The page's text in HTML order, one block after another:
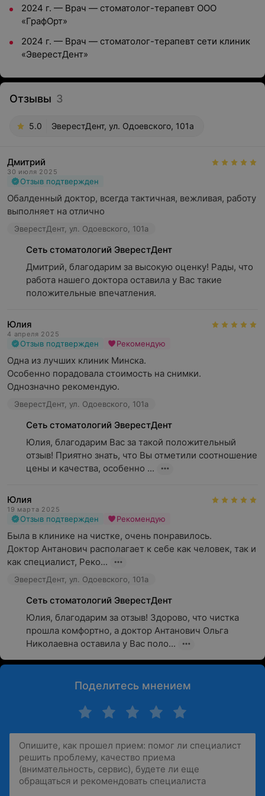
2024 г. — Врач — стоматолог-терапевт ООО
«ГрафОрт»
2024 г. — Врач — стоматолог-терапевт сети клиник
«ЭверестДент»
Отзывы 3
5.0 ЭверестДент, ул. Одоевского, 101а
Дмитрий
30 июля 2025
Отзыв подтвержден
Обалденный доктор, всегда тактичная, вежливая, работу
выполняет на отлично
ЭверестДент, ул. Одоевского, 101а
Сеть стоматологий ЭверестДент
Дмитрий, благодарим за высокую оценку! Рады, что
работа нашего доктора оставила у Вас такие
положительные впечатления.
Юлия
4 апреля 2025
Отзыв подтвержден Рекомендую
Одна из лучших клиник Минска.
Особенно порадовала стоимость на снимки.
Однозначно рекомендую.
ЭверестДент, ул. Одоевского, 101а
Сеть стоматологий ЭверестДент
Юлия, благодарим Вас за такой положительный
отзыв! Приятно знать, что Вы отметили соотношение
цены и качества, особенно ...
Юлия
19 марта 2025
Отзыв подтвержден Рекомендую
Была в клинике на чистке, очень понравилось.
Доктор Антанович располагает к себе как человек, так и
как специалист, Реко...
ЭверестДент, ул. Одоевского, 101а
Сеть стоматологий ЭверестДент
Юлия, благодарим за отзыв! Здорово, что чистка
прошла комфортно, а доктор Антанович Ольга
Николаевна оставила у Вас поло...
Поделитесь мнением